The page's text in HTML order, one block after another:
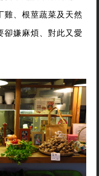
雞、根莖蔬菜及天然
卻嫌麻煩、對此又愛